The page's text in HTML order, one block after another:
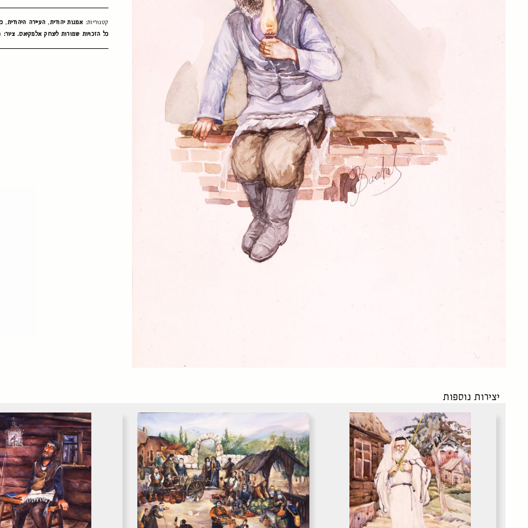
קטגוריות:אמנות יהודית, העיירה היהודית,
כל הזכויות שמורות ליצחק אלמקיאס. ציור:
יצירות נוספות